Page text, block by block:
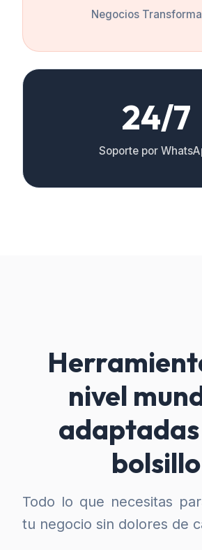
Negocios
24/7
Soporte por
nivel
bolsillo
Todo lo que necesitas
tu negocio sin dolores de